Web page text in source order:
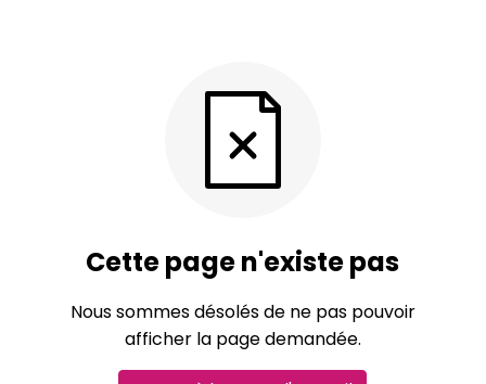
Cette page n'existe pas
Nous sommes désolés de ne pas pouvoir
afficher la page demandée.